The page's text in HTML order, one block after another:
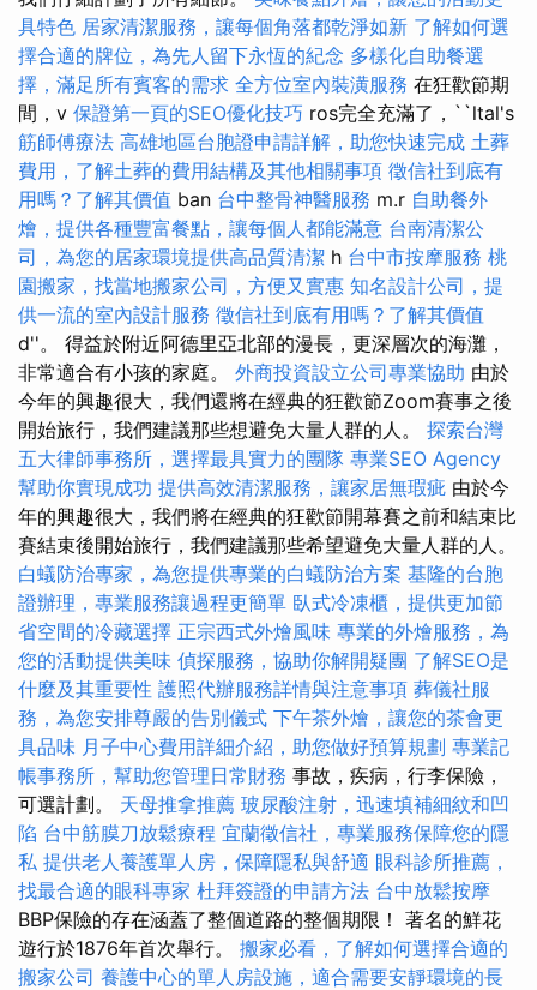
具特色 居家清潔服務，讓每個角落都乾淨如新 了解如何選
擇合適的牌位，為先人留下永恆的紀念 多樣化自助餐選
擇，滿足所有賓客的需求 全方位室內裝潢服務 在狂歡節期
間，v 保證第一頁的SEO優化技巧 ros完全充滿了，``ltal's
筋師傅療法 高雄地區台胞證申請詳解，助您快速完成 土葬
費用，了解土葬的費用結構及其他相關事項 徵信社到底有
用嗎？了解其價值 ban 台中整骨神醫服務 m.r 自助餐外
燴，提供各種豐富餐點，讓每個人都能滿意 台南清潔公
司，為您的居家環境提供高品質清潔 h 台中市按摩服務 桃
園搬家，找當地搬家公司，方便又實惠 知名設計公司，提
供一流的室內設計服務 徵信社到底有用嗎？了解其價值
d''。 得益於附近阿德里亞北部的漫長，更深層次的海灘，
非常適合有小孩的家庭。 外商投資設立公司專業協助 由於
今年的興趣很大，我們還將在經典的狂歡節Zoom賽事之後
開始旅行，我們建議那些想避免大量人群的人。 探索台灣
五大律師事務所，選擇最具實力的團隊 專業SEO Agency
幫助你實現成功 提供高效清潔服務，讓家居無瑕疵 由於今
年的興趣很大，我們將在經典的狂歡節開幕賽之前和結束比
賽結束後開始旅行，我們建議那些希望避免大量人群的人。
白蟻防治專家，為您提供專業的白蟻防治方案 基隆的台胞
證辦理，專業服務讓過程更簡單 臥式冷凍櫃，提供更加節
省空間的冷藏選擇 正宗西式外燴風味 專業的外燴服務，為
您的活動提供美味 偵探服務，協助你解開疑團 了解SEO是
什麼及其重要性 護照代辦服務詳情與注意事項 葬儀社服
務，為您安排尊嚴的告別儀式 下午茶外燴，讓您的茶會更
具品味 月子中心費用詳細介紹，助您做好預算規劃 專業記
帳事務所，幫助您管理日常財務 事故，疾病，行李保險，
可選計劃。 天母推拿推薦 玻尿酸注射，迅速填補細紋和凹
陷 台中筋膜刀放鬆療程 宜蘭徵信社，專業服務保障您的隱
私 提供老人養護單人房，保障隱私與舒適 眼科診所推薦，
找最合適的眼科專家 杜拜簽證的申請方法 台中放鬆按摩
BBP保險的存在涵蓋了整個道路的整個期限！ 著名的鮮花
遊行於1876年首次舉行。 搬家必看，了解如何選擇合適的
搬家公司 養護中心的單人房設施，適合需要安靜環境的長